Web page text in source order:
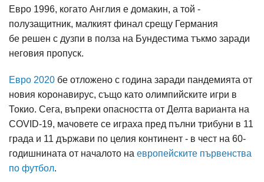
Евро 1996, когато Англия е домакин, а той -
полузащитник, малкият финал срещу Германия
бе решен с дузпи в полза на Бундестима тъкмо заради
неговия пропуск.
Евро 2020 бе отложено с година заради пандемията от
новия коронавирус, също като олимпийските игри в
Токио. Сега, въпреки опасността от Делта варианта на
COVID-19, мачовете се играха пред пълни трибуни в 11
града и 11 държави по целия континент - в чест на 60-
годишнината от началото на европейските първенства
по футбол.